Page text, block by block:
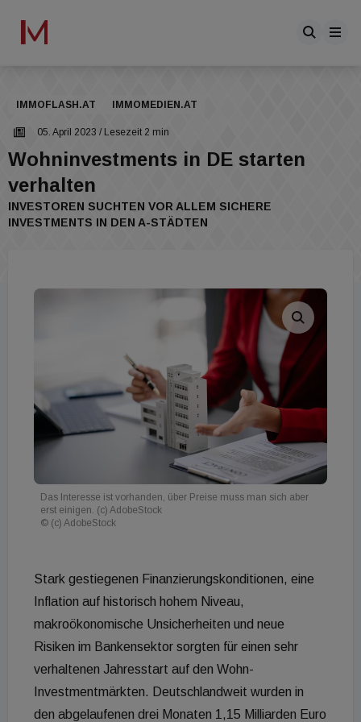
IMMOFLASH.AT IMMOMEDIEN.AT
05. April 2023 / Lesezeit 2 min
Wohninvestments in DE starten
verhalten
INVESTOREN SUCHTEN VOR ALLEM SICHERE
INVESTMENTS IN DEN A-STÄDTEN
Das Interesse ist vorhanden, über Preise muss man sich aber
erst einigen. (c) AdobeStock
© (c) AdobeStock
Stark gestiegenen Finanzierungskonditionen, eine
Inflation auf historisch hohem Niveau,
makroökonomische Unsicherheiten und neue
Risiken im Bankensektor sorgten für einen sehr
verhaltenen Jahresstart auf den Wohn-
Investmentmärkten. Deutschlandweit wurden in
den abgelaufenen drei Monaten 1,15 Milliarden Euro